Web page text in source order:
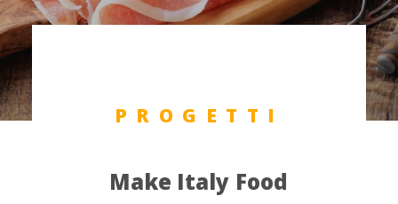
CONTATTACI
PROGETTI
Make Italy Food